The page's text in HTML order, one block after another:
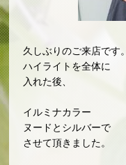
久しぶりのご来店です。
ハイライトを全体に
入れた後、
イルミナカラー
ヌードとシルバーで
させて頂きました。